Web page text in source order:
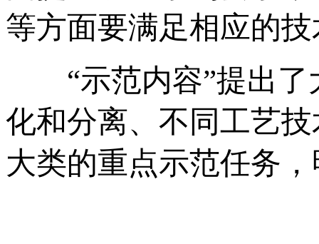
等方面要满足相应的
“示范内容”提出了
化和分离、不同工艺
大类的重点示范任务